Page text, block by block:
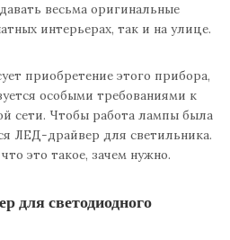
весьма оригинальные
интерьерах, так и на улице.
приобретение этого прибора,
особыми требованиями к
сети. Чтобы работа лампы была
ЛЕД-драйвер для светильника.
это такое, зачем нужно.
для светодиодного